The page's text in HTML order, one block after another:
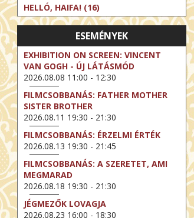
HELLÓ, HAIFA! (16)
ESEMÉNYEK
EXHIBITION ON SCREEN: VINCENT
VAN GOGH - ÚJ LÁTÁSMÓD
2026.08.08 11:00 - 12:30
FILMCSOBBANÁS: FATHER MOTHER
SISTER BROTHER
2026.08.11 19:30 - 21:30
FILMCSOBBANÁS: ÉRZELMI ÉRTÉK
2026.08.13 19:30 - 21:45
FILMCSOBBANÁS: A SZERETET, AMI
MEGMARAD
2026.08.18 19:30 - 21:30
JÉGMEZŐK LOVAGJA
2026.08.23 16:00 - 18:30